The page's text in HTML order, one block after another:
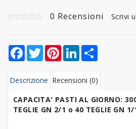
0 Recensioni Scrivi
Facebook
TwitterPinterestLinkedIn
Descrizione Recensioni (0)
CAPACITA' PASTI AL GIORNO:
TEGLIE GN 2/1 o 40 TEGLIE GN 1/